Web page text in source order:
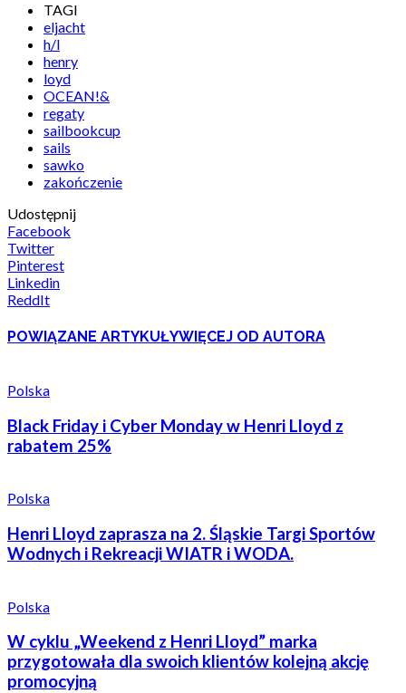
TAGI
eljacht
h/l
henry
loyd
OCEAN!&
regaty
sailbookcup
sails
sawko
zakończenie
Udostępnij
Facebook
Twitter
Pinterest
Linkedin
ReddIt
POWIĄZANE ARTYKUŁYWIĘCEJ OD AUTORA
Polska
Black Friday i Cyber Monday w Henri Lloyd z
rabatem 25%
Polska
Henri Lloyd zaprasza na 2. Śląskie Targi Sportów
Wodnych i Rekreacji WIATR i WODA.
Polska
W cyklu „Weekend z Henri Lloyd” marka
przygotowała dla swoich klientów kolejną akcję
promocyjną